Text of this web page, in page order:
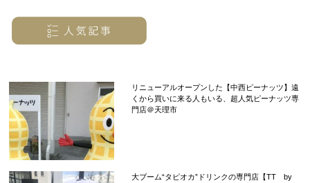
リニューアルオープンした【中西ピーナッツ】遠
くから買いに来る人もいる、超人気ピーナッツ専
門店＠天理市
大ブーム“タピオカ”ドリンクの専門店【TT by